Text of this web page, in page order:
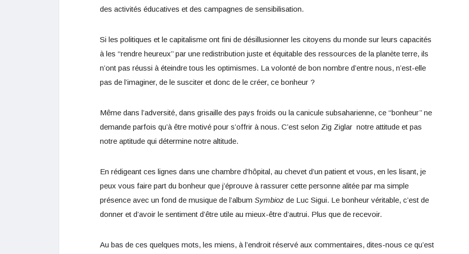
des activités éducatives et des campagnes de sensibilisation.
Si les politiques et le capitalisme ont fini de désillusionner les citoyens du monde sur leurs capacités
à les ‘‘rendre heureux’’ par une redistribution juste et équitable des ressources de la planète terre, ils
n’ont pas réussi à éteindre tous les optimismes. La volonté de bon nombre d’entre nous, n’est-elle
pas de l’imaginer, de le susciter et donc de le créer, ce bonheur ?
Même dans l’adversité, dans grisaille des pays froids ou la canicule subsaharienne, ce ‘‘bonheur’’ ne
demande parfois qu’à être motivé pour s’offrir à nous. C’est selon Zig Ziglar notre attitude et pas
notre aptitude qui détermine notre altitude.
En rédigeant ces lignes dans une chambre d’hôpital, au chevet d’un patient et vous, en les lisant, je
peux vous faire part du bonheur que j’éprouve à rassurer cette personne alitée par ma simple
présence avec un fond de musique de l’album Symbioz de Luc Sigui. Le bonheur véritable, c’est de
donner et d’avoir le sentiment d’être utile au mieux-être d’autrui. Plus que de recevoir.
Au bas de ces quelques mots, les miens, à l’endroit réservé aux commentaires, dites-nous ce qu’est